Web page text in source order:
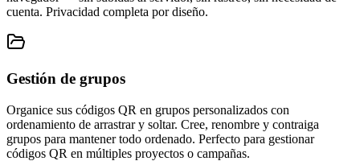
cuenta. Privacidad completa por diseño.
Gestión de grupos
Organice sus códigos QR en grupos personalizados con
ordenamiento de arrastrar y soltar. Cree, renombre y contraiga
grupos para mantener todo ordenado. Perfecto para gestionar
códigos QR en múltiples proyectos o campañas.